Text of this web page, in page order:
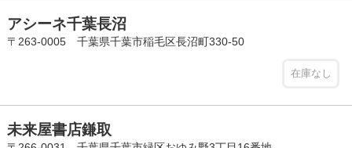
アシーネ千葉長沼
〒263-0005 千葉県千葉市稲毛区長沼町330-50
在庫なし
未来屋書店鎌取